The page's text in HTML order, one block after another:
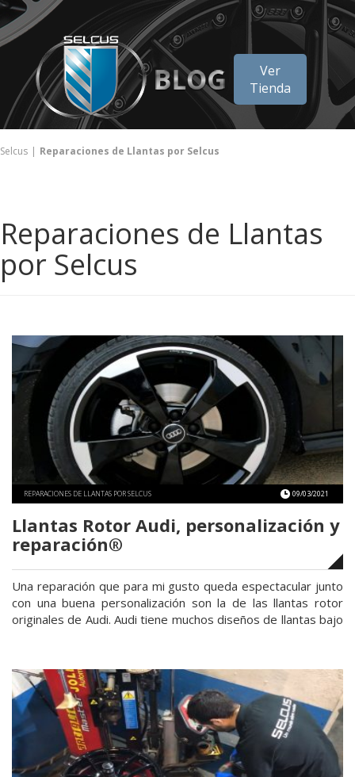
Ver
Tienda
Selcus Reparaciones de Llantas por Selcus
Reparaciones de Llantas
por Selcus
REPARACIONES DE LLANTAS POR SELCUS 09/03/2021
Llantas Rotor Audi, personalización y
reparación®
Una reparación que para mi gusto queda espectacular junto
con una buena personalización son la de las llantas rotor
originales de Audi. Audi tiene muchos diseños de llantas bajo
Italiano. Para Audi en sus versiones más deportivas compra
…Continuar leyendo «Llantas
Rotor
Audi,
personalización
y
reparación®»